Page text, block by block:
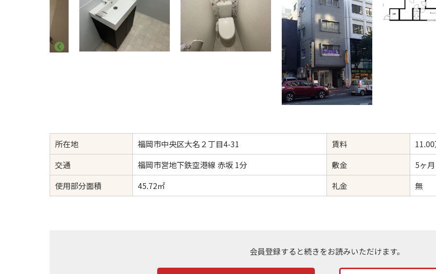
所在地
福岡市中央区大名２丁目4-31
交通
福岡市営地下鉄空港線 赤坂 1分
使用部分面積
45.72㎡
賃料
敷金
5ヶ月
礼金
無
会員登録すると続きをお読みいただけます。